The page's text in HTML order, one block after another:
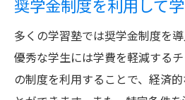
奨学金制度を利用して
多くの学習塾では奨学金制度を
優秀な学生には学費を軽減する
の制度を利用することで、経済